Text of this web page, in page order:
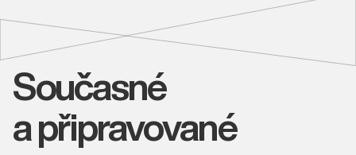
Současné
a připravované